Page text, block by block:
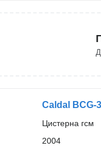
Caldal BCG-
Цистерна гсм
2004